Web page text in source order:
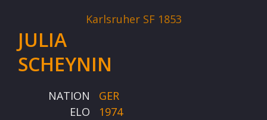
Karlsruher SF 1853
JULIA
SCHEYNIN
NATION
GER
ELO
1974